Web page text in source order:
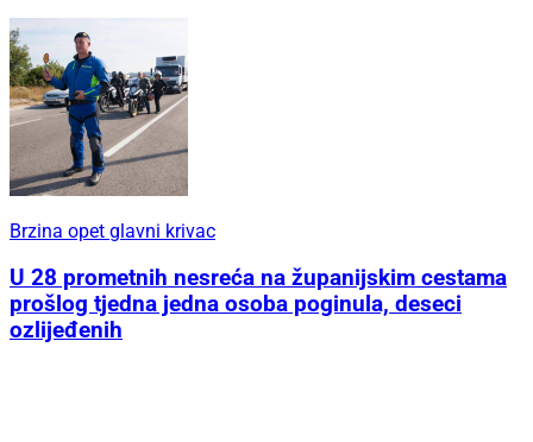
Brzina opet glavni krivac
U 28 prometnih nesreća na županijskim cestama
prošlog tjedna jedna osoba poginula, deseci
ozlijeđenih